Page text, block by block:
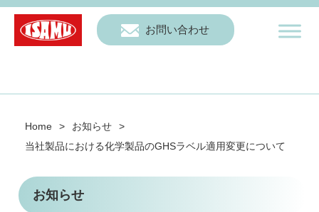
お問い合わせ
Home > お知らせ
>
当社製品における化学製品のGHSラベル適用変更について
お知らせ